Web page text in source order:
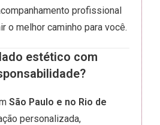
profissional
o melhor caminho para você.
estético com
São Paulo e no Rio de
personalizada,